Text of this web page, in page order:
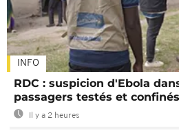
INFO
RDC : suspicion d'Ebola
passagers testés et confinés
Il y a 2 heures